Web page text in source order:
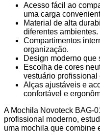
Acesso fácil ao
uma carga
Material de alta
diferentes ambientes.
Compartimentos
organização.
Design moderno que
Escolha de cores
vestuário profissional
Alças ajustáveis e
confortável e
A Mochila Novoteck BAG-
profissional moderno,
uma mochila que combine